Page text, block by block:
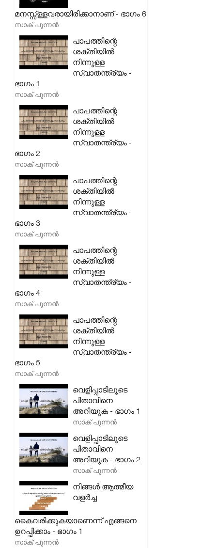
മനസ്സ്ള്ളവരായിരിക്കാനാണ് - ഭാഗം 6
സാക് പുന്നൻ
പാപത്തിന്റെ
ശക്തിയിൽ
നിന്നുള്ള
സ്വാതന്ത്ര്യം -
ഭാഗം 1
സാക് പുന്നൻ
പാപത്തിന്റെ
ശക്തിയിൽ
നിന്നുള്ള
സ്വാതന്ത്ര്യം -
ഭാഗം 2
സാക് പുന്നൻ
പാപത്തിന്റെ
ശക്തിയിൽ
നിന്നുള്ള
സ്വാതന്ത്ര്യം -
ഭാഗം 3
സാക് പുന്നൻ
പാപത്തിന്റെ
ശക്തിയിൽ
നിന്നുള്ള
സ്വാതന്ത്ര്യം -
ഭാഗം 4
സാക് പുന്നൻ
പാപത്തിന്റെ
ശക്തിയിൽ
നിന്നുള്ള
സ്വാതന്ത്ര്യം -
ഭാഗം 5
സാക് പുന്നൻ
വെളിപ്പാടിലൂടെ
പിതാവിനെ
അറിയുക - ഭാഗം 1
സാക് പുന്നൻ
വെളിപ്പാടിലൂടെ
പിതാവിനെ
അറിയുക - ഭാഗം 2
സാക് പുന്നൻ
നിങ്ങൾ ആത്മീയ
വളർച്ച
കൈവരിക്കുകയാണെന്ന് എങ്ങനെ
ഉറപ്പിക്കാം - ഭാഗം 1
സാക് പുന്നൻ